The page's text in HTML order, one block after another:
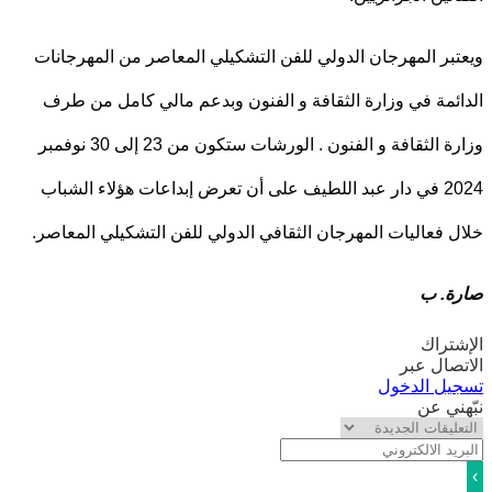
المهرجان الدولي للفن التشكيلي المعاصر من المهرجانات
في وزارة الثقافة و الفنون وبدعم مالي كامل من طرف
وزارة الثقافة و الفنون . الورشات ستكون من 23 إلى 30 نوفمبر
2024 في دار عبد اللطيف على أن تعرض إبداعات هؤلاء الشباب
فعاليات المهرجان الثقافي الدولي للفن التشكيلي المعاصر.
ب
عبر
الدخول
عن